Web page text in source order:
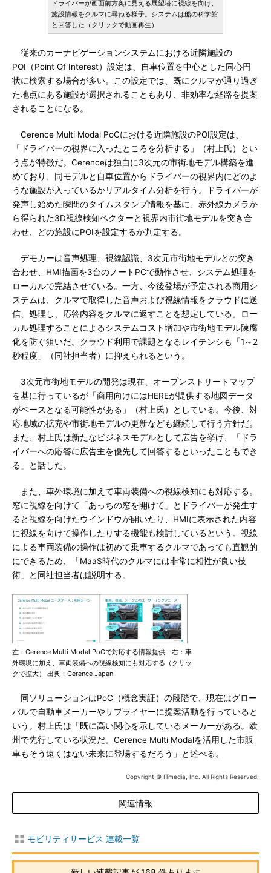
ドライバーが画面前方奥に見える展望塔に視線を向け、
施設情報をクルマに尋ねる様子。システムは船の科学館
と回答した（クリックで動画再生）
従来のカーナビゲーションシステムにおける近隣施設の
POI（Point Of Interest）設定は、自車位置を中心とした同心円
状に検索する場合が多い。この設定では、既にクルマが通り過ぎ
た地点にある施設が選択されることもあり、非効率な経路を提案
されることになる。
Cerence Multi Modal PoCにおける近隣施設のPOI設定は、
「ドライバーの視界に入ったところを分析する」（村上氏）とい
う点が特徴だ。Cerenceは独自に3次元の市街地モデル構築を進
めており、同モデルと自車位置からドライバーの視界内にどのよ
うな施設が入っているかリアルタイム分析を行う。ドライバーが
発声し始めた瞬間のタイムスタンプ情報を基に、赤外線カメラか
ら得られた3D視線検知ベクターと視界内市街地モデルを突き合
わせ、どの施設にPOIを設定するか判定する。
デモカーは音声処理、視線認識、3次元市街地モデルとの突き
合わせ、HMI描画を3台のノートPCで動作させ、システム処理を
ローカルで完結させている。一方、今後登場が予定される商用シ
ステムは、クルマで取得した音声および視線情報をクラウドに送
信、処理し、応答内容をクルマに返すことを想定している。ロー
カル処理することによるシステムコスト増加や市街地モデル陳腐
化を防ぐ狙いだ。クラウド利用で課題となるレイテンシも「1～2
秒程度」（同社担当者）に抑えられるという。
3次元市街地モデルの開発は現在、オープンストリートマップ
を基に行っているが「商用向けにはHEREが提供する地図データ
がベースとなる可能性がある」（村上氏）としている。今後、対
応地域の拡充や市街地モデルの更新なども継続して行う方針だ。
また、村上氏は新たなビジネスモデルとして広告を挙げ、「ドラ
イバーへの応答に広告主を優先して回答するといったこともでき
る」と話した。
また、車外環境に加えて車両装備への視線検知にも対応する。
窓に視線を向けて「あっちの窓を開けて」とドライバーが発生す
ると視線を向けたウインドウが開いたり、HMIに表示された内容
に視線を向けて操作したりする機能も検討しているという。視線
による車両装備の操作は初めて乗車するクルマであっても直観的
にできるため、「MaaS時代のクルマには非常に相性が良い技
術」と同社担当者は説明する。
左：Cerence Multi Modal PoCで対応する情報提供 右：車
外環境に加え、車両装備への視線検知にも対応する（クリッ
クで拡大） 出典：Cerence Japan
同ソリューションはPoC（概念実証）の段階で、現在はグロー
バルで自動車メーカーやサプライヤーに提案活動を行っていると
いう。村上氏は「既に高い関心を示しているメーカーがある。欧
州で先行している状況だ。Cerence Multi Modalを活用した市販
車もそう遠くはない未来に登場するだろう」と述べる。
Copyright © ITmedia, Inc. All Rights Reserved.
関連情報
モビリティサービス 連載一覧